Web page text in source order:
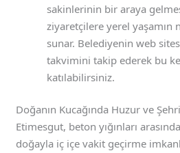
sakinlerinin bir araya
ziyaretçilere yerel yaşamın
sunar. Belediyenin web
takvimini takip ederek bu
katılabilirsiniz.
Doğanın Kucağında Huzur ve
Etimesgut, beton yığınları
doğayla iç içe vakit geçirme